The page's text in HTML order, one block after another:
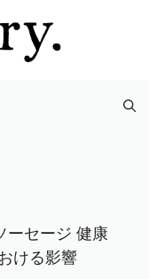
ーセージ 健康
ける影響